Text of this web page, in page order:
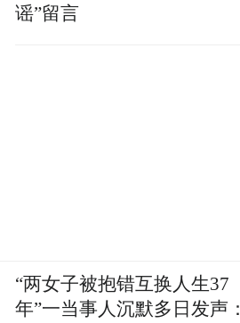
谣”留言
“两女子被抱错互换人生37
年”一当事人沉默多日发声：